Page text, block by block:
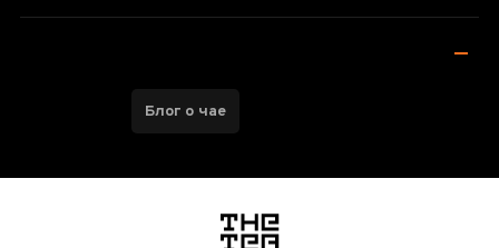
Блог о чае
логотип